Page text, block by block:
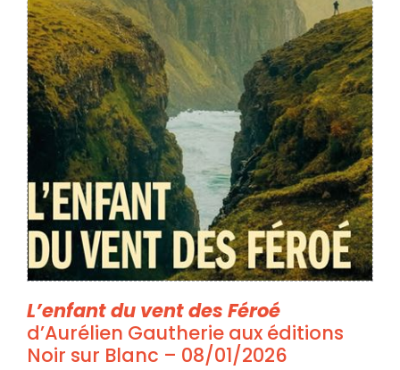
L’enfant du vent des Féroé
d’Aurélien Gautherie aux éditions
Noir sur Blanc – 08/01/2026